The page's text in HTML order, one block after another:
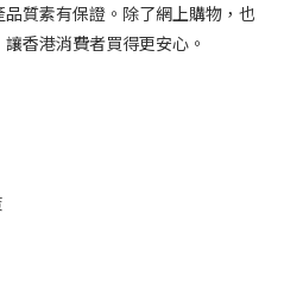
質素有保證。除了網上購物，也
香港消費者買得更安心。